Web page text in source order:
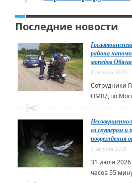
Последние новости
района
мопедов
4 августа 2026
Сотрудники
ОМВД по
со скутером и
повреждения
3 августа 2026
31 июля 2026
часов 55